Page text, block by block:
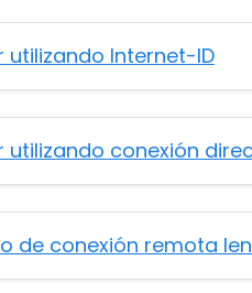
utilizando Internet-ID
utilizando conexión
de conexión remota